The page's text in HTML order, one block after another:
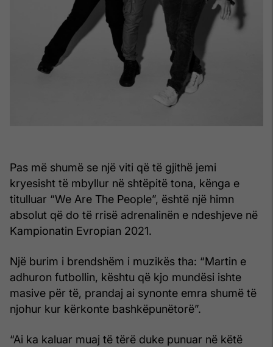
Pas më shumë se një viti që të gjithë jemi
kryesisht të mbyllur në shtëpitë tona, kënga e
titulluar “We Are The People”, është një himn
absolut që do të rrisë adrenalinën e ndeshjeve në
Kampionatin Evropian 2021.
Një burim i brendshëm i muzikës tha: “Martin e
adhuron futbollin, kështu që kjo mundësi ishte
masive për të, prandaj ai synonte emra shumë të
njohur kur kërkonte bashkëpunëtorë”.
“Ai ka kaluar muaj të tërë duke punuar në këtë